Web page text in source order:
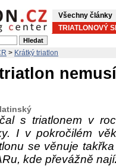
Všechny články
TRIATLONOVÝ
> Krátký triatlon
s triatlonem v
I v pokročilém
se věnuje
kde převážně